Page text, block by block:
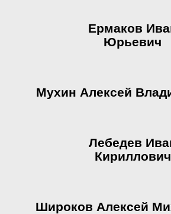
Ермаков
Юрьевич
Мухин Алексей
Лебедев
Кириллович
Широков Алексей